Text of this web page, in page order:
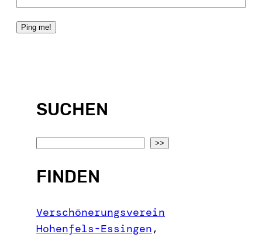
SUCHEN
a
c
h
>>
FINDEN
Verschönerungsverein
Hohenfels-Essingen,